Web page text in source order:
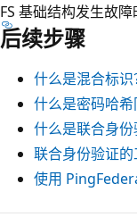
FS 基础结构发生故
后续步骤
什么是混合标识
什么是密码哈希
什么是联合身份
联合身份验证
使用